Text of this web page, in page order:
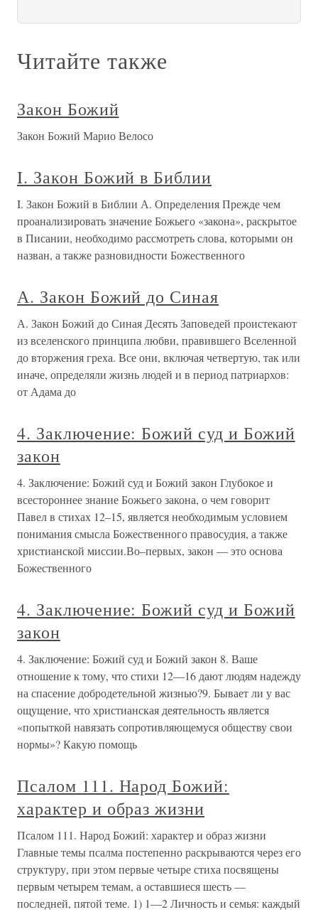
Читайте также
Закон Божий
Закон Божий Марио Велосо
I. Закон Божий в Библии
I. Закон Божий в Библии А. Определения Прежде чем
проанализировать значение Божьего «закона», раскрытое
в Писании, необходимо рассмотреть слова, которыми он
назван, а также разновидности Божественного
А. Закон Божий до Синая
А. Закон Божий до Синая Десять Заповедей проистекают
из вселенского принципа любви, правившего Вселенной
до вторжения греха. Все они, включая четвертую, так или
иначе, определяли жизнь людей и в период патриархов:
от Адама до
4. Заключение: Божий суд и Божий
закон
4. Заключение: Божий суд и Божий закон Глубокое и
всестороннее знание Божьего закона, о чем говорит
Павел в стихах 12–15, является необходимым условием
понимания смысла Божественного правосудия, а также
христианской миссии.Во–первых, закон — это основа
Божественного
4. Заключение: Божий суд и Божий
закон
4. Заключение: Божий суд и Божий закон 8. Ваше
отношение к тому, что стихи 12—16 дают людям надежду
на спасение добродетельной жизнью?9. Бывает ли у вас
ощущение, что христианская деятельность является
«попыткой навязать сопротивляющемуся обществу свои
нормы»? Какую помощь
Псалом 111. Народ Божий:
характер и образ жизни
Псалом 111. Народ Божий: характер и образ жизни
Главные темы псалма постепенно раскрываются через его
структуру, при этом первые четыре стиха посвящены
первым четырем темам, а оставшиеся шесть —
последней, пятой теме. 1) 1—2 Личность и семья: каждый